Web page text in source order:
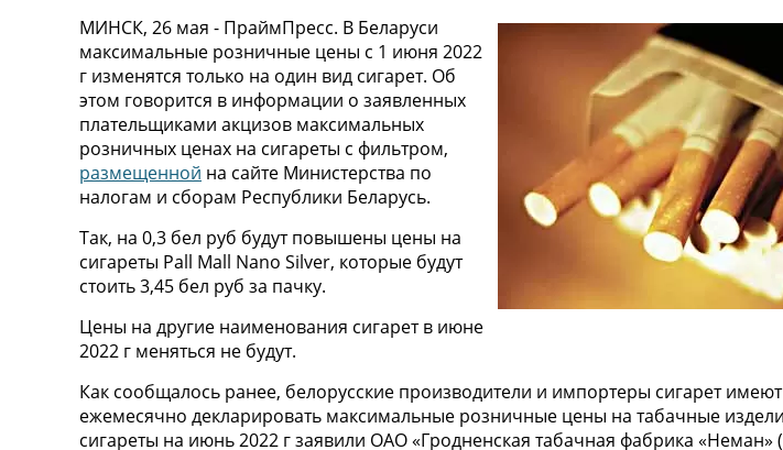
МИНСК, 26 мая - ПраймПресс. В Беларуси
максимальные розничные цены с 1 июня 2022
г изменятся только на один вид сигарет. Об
этом говорится в информации о заявленных
плательщиками акцизов максимальных
розничных ценах на сигареты с фильтром,
размещенной на сайте Министерства по
налогам и сборам Республики Беларусь.
Так, на 0,3 бел руб будут повышены цены на
сигареты Pall Mall Nano Silver, которые будут
стоить 3,45 бел руб за пачку.
Цены на другие наименования сигарет в июне
2022 г меняться не будут.
Как сообщалось ранее, белорусские производители и импортеры сигарет
ежемесячно декларировать максимальные розничные цены на табачные
сигареты на июнь 2022 г заявили ОАО «Гродненская табачная фабрика